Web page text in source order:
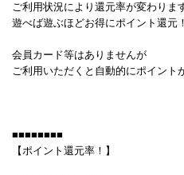
ご利用状況により還元率が変わりま
遊べば遊ぶほどお得にポイント還元！
会員カード等はありませんが
ご利用いただくと自動的にポイント
■■■■■■■■
【ポイント還元率！】